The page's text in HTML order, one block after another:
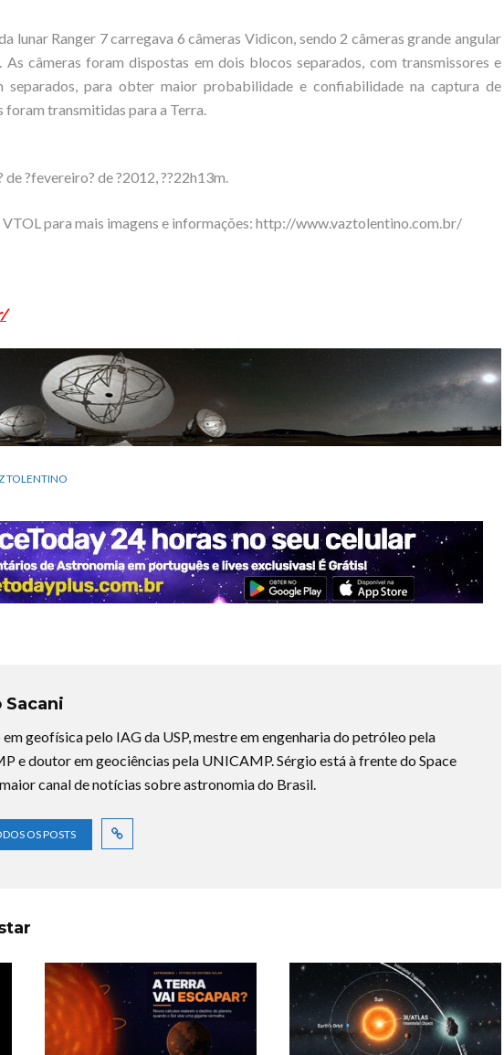
lunar Ranger 7 carregava 6 câmeras Vidicon, sendo 2 câmeras grande angular
câmeras foram dispostas em dois blocos separados, com transmissores e
separados, para obter maior probabilidade e confiabilidade na captura de
transmitidas para a Terra.
de ?fevereiro? de ?2012, ??22h13m.
VTOL para mais imagens e informações: http://www.vaztolentino.com.br/
TOLENTINO
Sacani
geofísica pelo IAG da USP, mestre em engenharia do petróleo pela
e doutor em geociências pela UNICAMP. Sérgio está à frente do Space
canal de notícias sobre astronomia do Brasil.
OS POSTS